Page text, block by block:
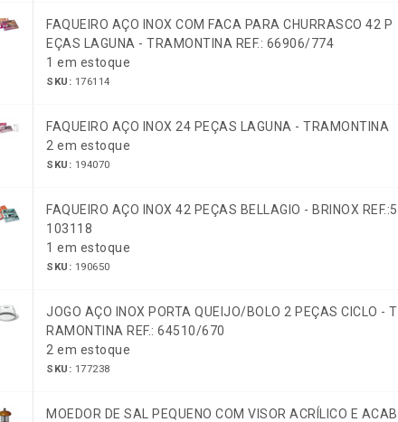
FAQUEIRO AÇO INOX COM FACA PARA CHURRASCO 42 P
EÇAS LAGUNA - TRAMONTINA REF.: 66906/774
1 em estoque
SKU: 176114
FAQUEIRO AÇO INOX 24 PEÇAS LAGUNA - TRAMONTINA
2 em estoque
SKU: 194070
FAQUEIRO AÇO INOX 42 PEÇAS BELLAGIO - BRINOX REF.:5
103118
1 em estoque
SKU: 190650
JOGO AÇO INOX PORTA QUEIJO/BOLO 2 PEÇAS CICLO - T
RAMONTINA REF.: 64510/670
2 em estoque
SKU: 177238
MOEDOR DE SAL PEQUENO COM VISOR ACRÍLICO E ACAB